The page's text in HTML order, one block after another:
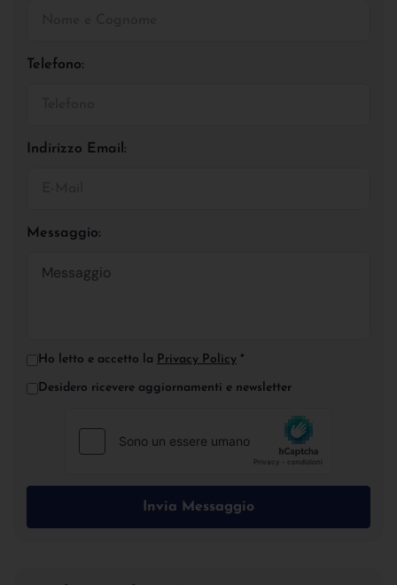
Telefono:
Indirizzo Email:
Messaggio:
Ho letto e accetto la Privacy Policy *
Desidero ricevere aggiornamenti e newsletter
Invia Messaggio